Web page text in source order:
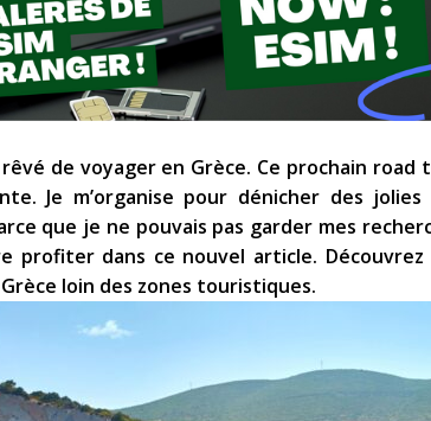
rêvé de voyager en Grèce. Ce prochain
Je m’organise pour dénicher des
que je ne pouvais pas garder mes
profiter dans ce nouvel article.
loin des zones touristiques.